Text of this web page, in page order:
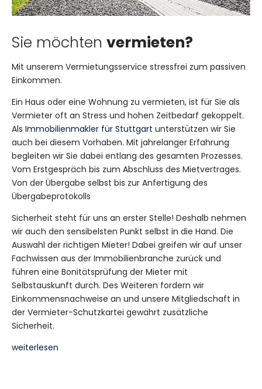
Sie möchten vermieten?
Mit unserem Vermietungsservice stressfrei zum passiven
Einkommen.
Ein Haus oder eine Wohnung zu vermieten, ist für Sie als
Vermieter oft an Stress und hohen Zeitbedarf gekoppelt.
Als Immobilienmakler für Stuttgart unterstützen wir Sie
auch bei diesem Vorhaben. Mit jahrelanger Erfahrung
begleiten wir Sie dabei entlang des gesamten Prozesses.
Vom Erstgespräch bis zum Abschluss des Mietvertrages.
Von der Übergabe selbst bis zur Anfertigung des
Übergabeprotokolls
Sicherheit steht für uns an erster Stelle! Deshalb nehmen
wir auch den sensibelsten Punkt selbst in die Hand. Die
Auswahl der richtigen Mieter! Dabei greifen wir auf unser
Fachwissen aus der Immobilienbranche zurück und
führen eine Bonitätsprüfung der Mieter mit
Selbstauskunft durch. Des Weiteren fordern wir
Einkommensnachweise an und unsere Mitgliedschaft in
der Vermieter-Schutzkartei gewährt zusätzliche
Sicherheit.
weiterlesen